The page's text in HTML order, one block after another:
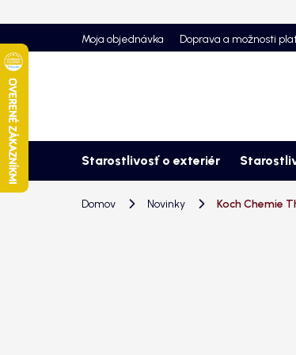
na
obsah
Moja objednávka Doprava a možnosti
Starostlivosť o exteriér
Domov Novinky Koch Chemie